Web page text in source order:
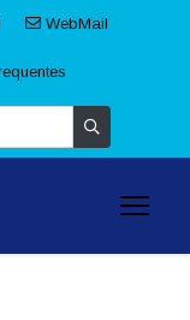
WebMail